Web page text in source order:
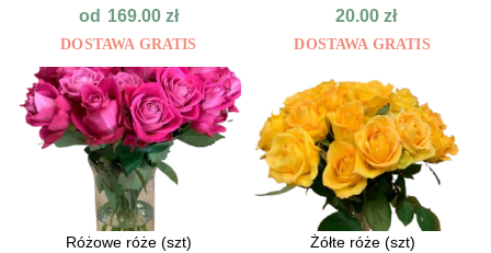
od 169.00 zł
DOSTAWA GRATIS
20.00 zł
DOSTAWA GRATIS
Różowe róże (szt) Żółte róże (szt)